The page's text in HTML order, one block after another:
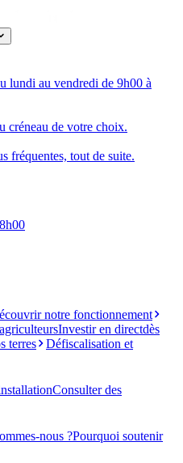
lundi au vendredi de 9h00 à
créneau de votre choix.
fréquentes, tout de suite.
notre fonctionnement
Investir en directdès
terres
Défiscalisation et
Consulter des
nous ?Pourquoi soutenir